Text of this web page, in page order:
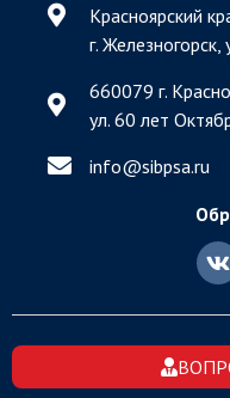
Красноярский
г. Железногорск,
660079 г.
ул. 60 лет
info@sibpsa.ru